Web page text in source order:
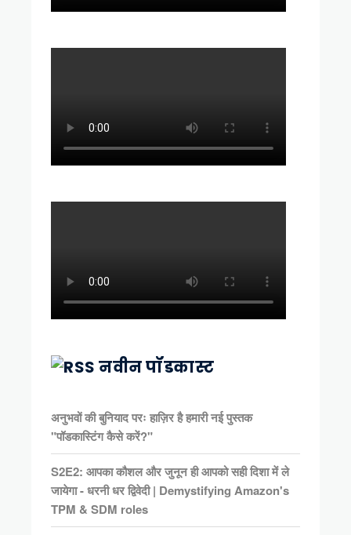
नवीन पॉडकास्ट
अनुभवों की बुनियाद परः हाज़िर है हमारी नई पुस्तक
"पॉडकास्टिंग कैसे करें?"
S2E2: आपका कौशल और जुनून ही आपको सही दिशा में ले
जायेगा - धरनी धर द्विवेदी | Demystifying Amazon's
TPM & SDM roles